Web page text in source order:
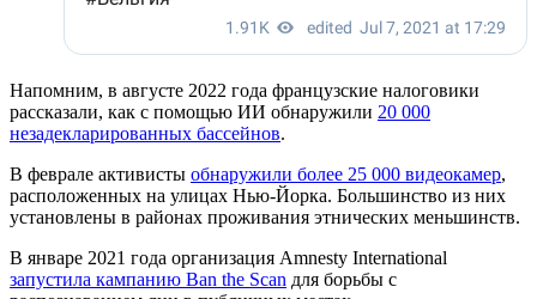
Напомним, в августе 2022 года французские налоговики
рассказали, как с помощью ИИ обнаружили 20 000
незадекларированных бассейнов.
В феврале активисты обнаружили более 25 000 видеокамер,
расположенных на улицах Нью-Йорка. Большинство из них
установлены в районах проживания этнических меньшинств.
В январе 2021 года организация Amnesty International
запустила кампанию Ban the Scan для борьбы с